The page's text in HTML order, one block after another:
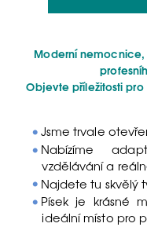
Moderní
Objevte příležitosti
Jsme trvale
Nabízíme
vzdělávání a
Najdete tu skvělý
Písek je krásné
ideální místo pro